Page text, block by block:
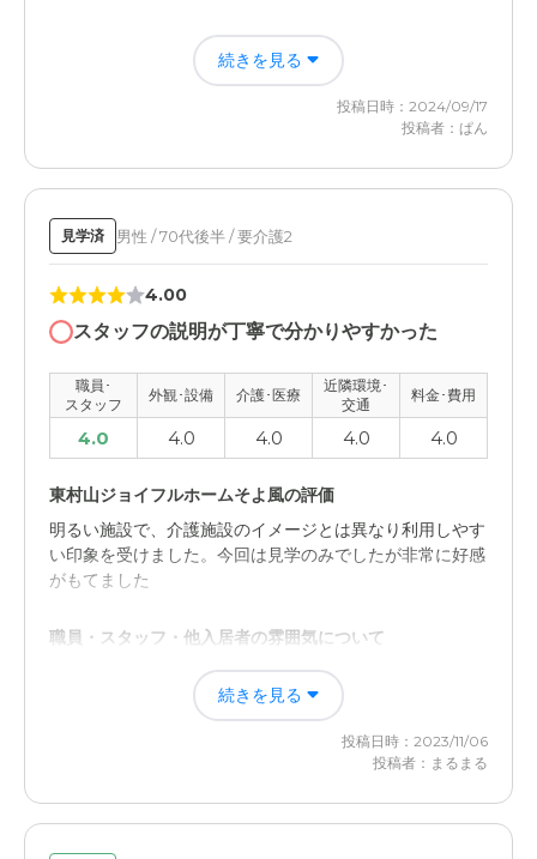
目の前が中学校で環境は良いと思いますが、駅から離れて
いるので車じゃないといけないと思います。なのでもう少
し駐車場も広い方が良いと思います。行事が少ないような
続きを見る
投稿日時：2024/09/17
投稿者：ぱん
見学済 男性 / 70代後半 / 要介護2
4.00
スタッフの説明が丁寧で分かりやすかった
職員･
スタッフ
外観･設備 介護･医療
近隣環境･
交通
料金･費用
4.0 4.0 4.0 4.0 4.0
東村山ジョイフルホームそよ風の評価
明るい施設で、介護施設のイメージとは異なり利用しやす
い印象を受けました。今回は見学のみでしたが非常に好感
がもてました
職員・スタッフ・他入居者の雰囲気について
とても丁寧に説明をしてくださりスタッフの方の感じもよ
く、とても良い印象を受けました
続きを見る
投稿日時：2023/11/06
投稿者：まるまる